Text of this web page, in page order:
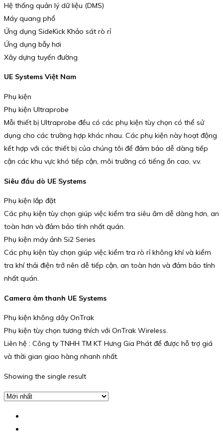
Hệ thống quản lý dữ liệu (DMS)
Máy quang phổ
Ứng dụng SideKick Khảo sát rò rỉ
Ứng dụng bẫy hơi
Xây dựng tuyến đường
UE Systems Việt Nam
Phụ kiện
Phụ kiện Ultraprobe
Mỗi thiết bị Ultraprobe đều có các phụ kiện tùy chọn có thể sử
dụng cho các trường hợp khác nhau. Các phụ kiện này hoạt động
kết hợp với các thiết bị của chúng tôi để đảm bảo dễ dàng tiếp
cận các khu vực khó tiếp cận, môi trường có tiếng ồn cao, v.v.
Siêu đầu dò UE Systems
Phụ kiện lắp đặt
Các phụ kiện tùy chọn giúp việc kiểm tra siêu âm dễ dàng hơn, an
toàn hơn và đảm bảo tính nhất quán.
Phụ kiện máy ảnh Si2 Series
Các phụ kiện tùy chọn giúp việc kiểm tra rò rỉ không khí và kiểm
tra khí thải điện trở nên dễ tiếp cận, an toàn hơn và đảm bảo tính
nhất quán.
Camera âm thanh UE Systems
Phụ kiện không dây OnTrak
Phụ kiện tùy chọn tương thích với OnTrak Wireless.
Liên hệ : Công ty TNHH TM KT Hưng Gia Phát để được hỗ trợ giá
và thời gian giao hàng nhanh nhất.
Showing the single result